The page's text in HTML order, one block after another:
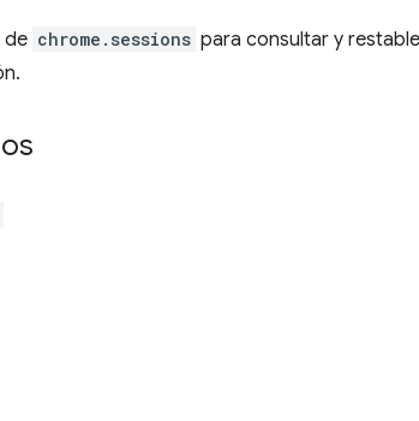
de chrome.sessions para consultar y